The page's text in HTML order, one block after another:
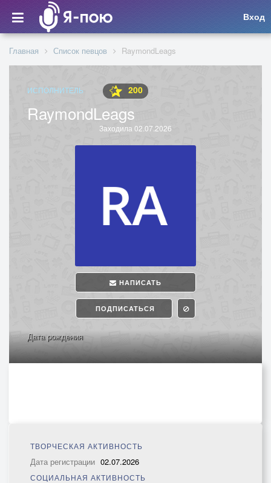
Вход
Главная Список певцов RaymondLeags
ИСПОЛНИТЕЛЬ 200
RaymondLeags
Заходила 02.07.2026
НАПИСАТЬ
ПОДПИСАТЬСЯ
Дата рождения
ТВОРЧЕСКАЯ АКТИВНОСТЬ
Дата регистрации 02.07.2026
СОЦИАЛЬНАЯ АКТИВНОСТЬ